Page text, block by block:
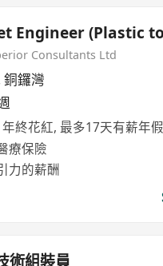
Engineer (Plastic
Consultants Ltd
銅鑼灣
終花紅, 最多17天有薪年假
療保險
力的薪酬
術組裝員